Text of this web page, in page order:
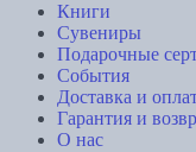
Книги
Сувениры
Подарочные
События
Доставка и
Гарантия и
О нас